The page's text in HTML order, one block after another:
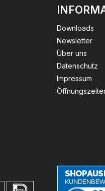
Downloads
Newsletter
Über uns
Datenschutz
Impressum